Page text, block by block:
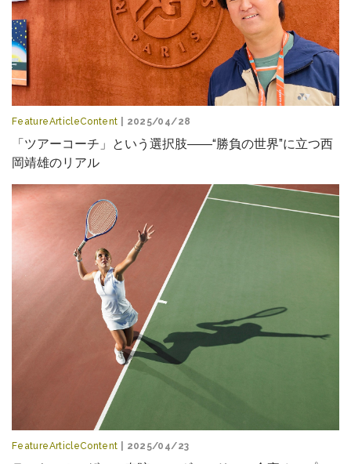
FeatureArticleContent | 2025/04/28
「ツアーコーチ」という選択肢――“勝負の世界”に立つ西
岡靖雄のリアル
FeatureArticleContent | 2025/04/23